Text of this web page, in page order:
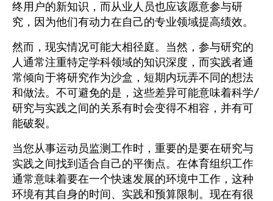
终用户的新知识，而从业人员也应该愿意参与研
究，因为他们有动力在自己的专业领域提高绩效。
然而，现实情况可能大相径庭。当然，参与研究的
人通常注重特定学科领域的知识深度，而实践者通
常倾向于将研究作为沙盒，短期内玩弄不同的想法
和做法。不可避免的是，这些差异可能意味着科学/
研究与实践之间的关系有时会变得不相容，并有可
能破裂。
当您从事运动员监测工作时，重要的是要在研究与
实践之间找到适合自己的平衡点。在体育组织工作
通常意味着要在一个快速发展的环境中工作，这种
环境有其自身的时间、实践和预算限制。现在有很